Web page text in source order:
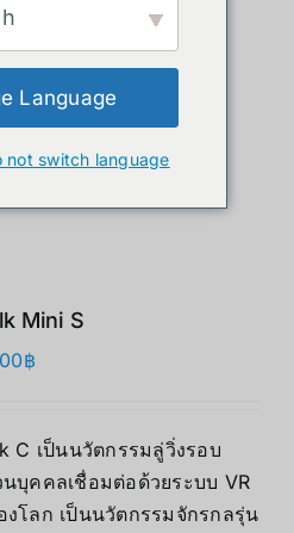
Order
Mini S
฿
C เป็นนวัตกรรมลู่วิ่งรอบ
บุคคลเชื่อมต่อด้วยระบบ VR
โลก เป็นนวัตกรรมจักรกลรุ่น
Language
not switch language